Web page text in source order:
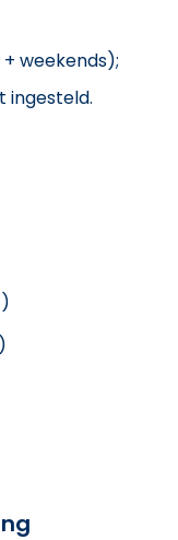
weekends);
ingesteld.